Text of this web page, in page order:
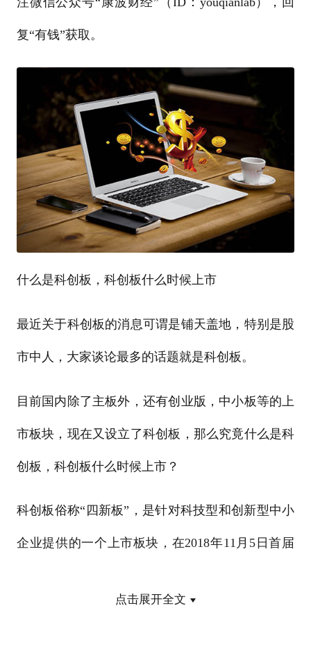
复“有钱”获取。
什么是科创板，科创板什么时候上市
最近关于科创板的消息可谓是铺天盖地，特别是股
市中人，大家谈论最多的话题就是科创板。
目前国内除了主板外，还有创业版，中小板等的上
市板块，现在又设立了科创板，那么究竟什么是科
创板，科创板什么时候上市？
科创板俗称“四新板”，是针对科技型和创新型中小
企业提供的一个上市板块，在2018年11月5日首届
平正式提出设立科创板。
点击展开全文